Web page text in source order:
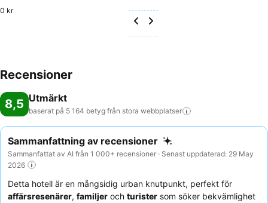
0 kr
Recensioner
8,5 Utmärkt
baserat på 5 164 betyg från stora webbplatser
Sammanfattning av recensioner
Sammanfattat av AI från 1 000+ recensioner · Senast uppdaterad: 29 May
2026
Detta hotell är en mångsidig urban knutpunkt, perfekt för
affärsresenärer, familjer och turister som söker bekvämlighet